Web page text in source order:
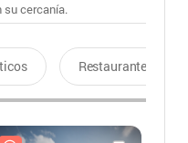
su cercanía.
Restaurantes